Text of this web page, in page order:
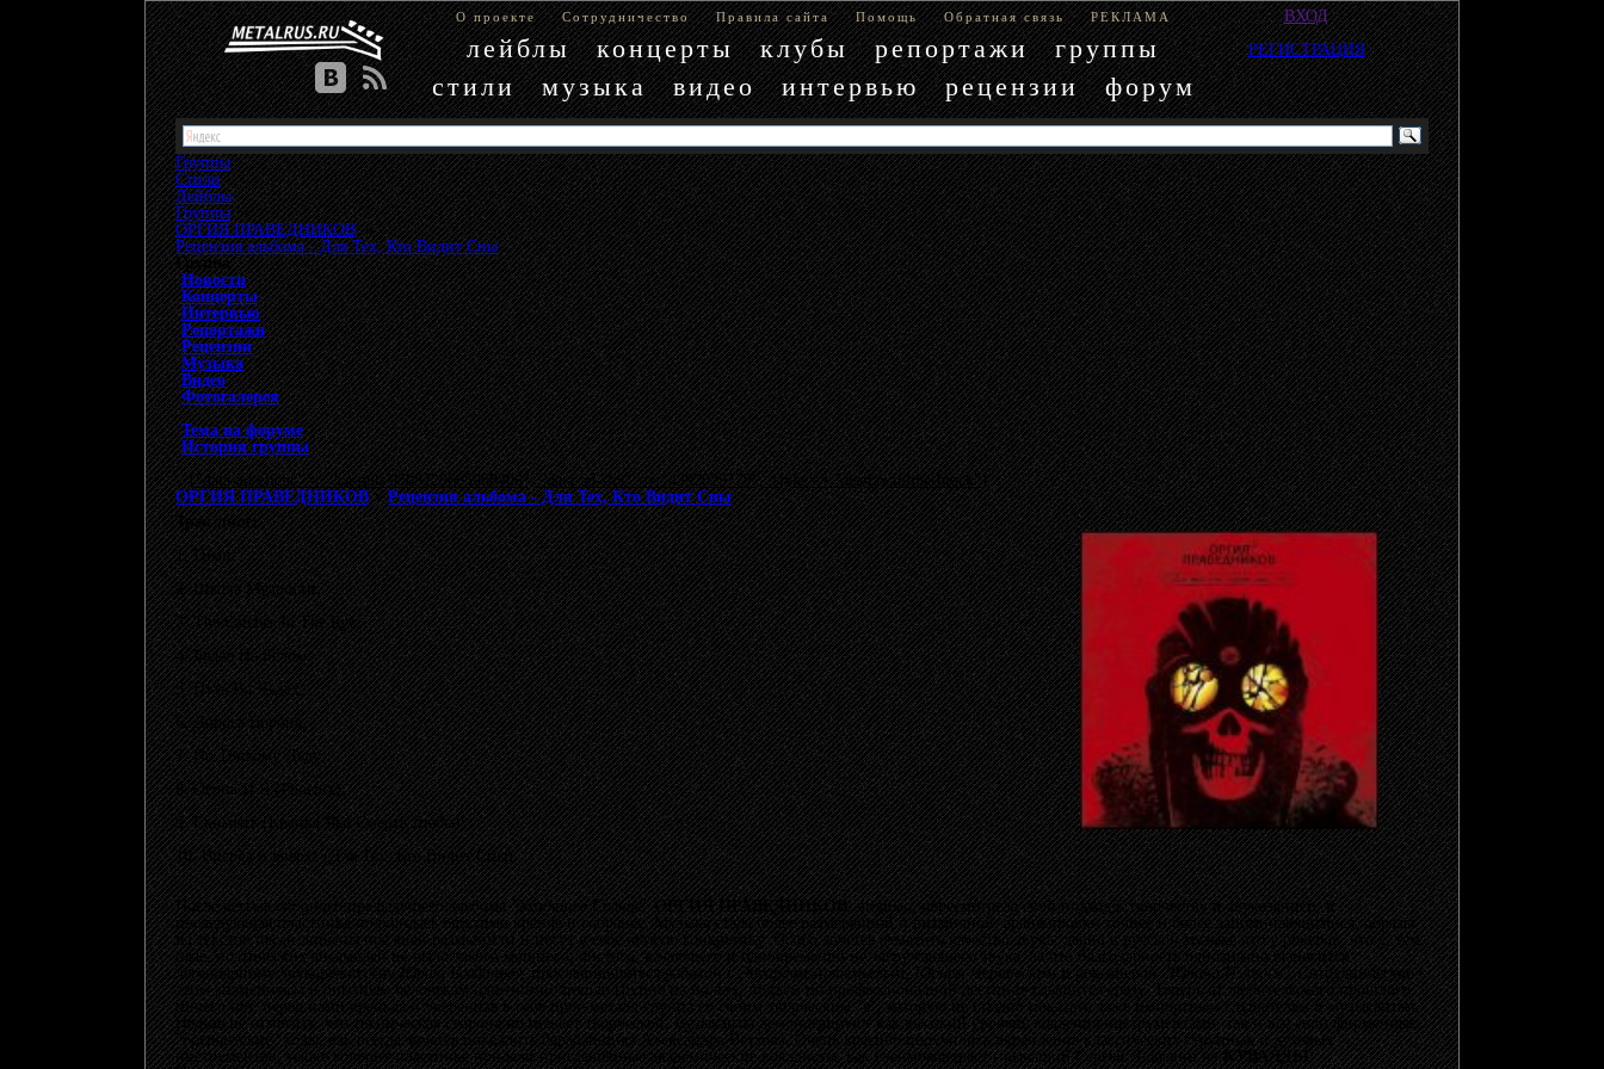
О проекте Сотрудничество Правила сайта Помощь Обратная связь РЕКЛАМА
лейблы концерты клубы репортажи
группы
стили
музыка видео интервью рецензии форум
ВХОД
РЕГИСТРАЦИЯ
Группы
Стили
Лейблы
Группы»
ОРГИЯ ПРАВЕДНИКОВ»
Рецензия альбома - Для Тех, Кто Видит Сны
Группа
Новости
Концерты
Интервью
Репортажи
Рецензии
Музыка
Видео
Фотогалерея
Тема на форуме
История группы
{"data-ad-client" => "ca-pub-9508229605968406", "data-ad-slot" => "4397029779", :style => "display:inline-block"}
ОРГИЯ ПРАВЕДНИКОВ>Рецензия альбома - Для Тех, Кто Видит Сны
Трек-лист:
1. Гимн;
2. Школа Мудрости;
3. The Catcher In The Rye;
4. Белое На Белом;
5. Путь Во Льдах;
6. Дорога Ворона;
7. По Тонкому Льду;
8. Огонь И Я (Phoenix);
9. Скименъ (Крепка Яко Смерть Любы);
10. Вперёд и вверх! (Для Тех, Кто Видит Сны).
После весьма спорного предыдущего альбома"Уходящее Солнце" ОРГИЯ ПРАВЕДНИКОВ, видимо, пересмотрела свой подход к творчеству и звукозаписи, и
последующая пластинка получилась ощутимо крепче и собранее. Музыка стала более размерянной и ритмичной, аранжировки точнее и более запоминающимися, образы
из текстов песен лишены прежней размытости и несут в себе чёткую конкретику. Особо хочется отметить качество звука: давно в русской музыке что у рокеров, что у, тем
паче, поэтических ансамблей не было такого мощного, чистого, качающего и одновременно не загружающего звука, за что благодарность однозначно выносится
легендарному звукорежиссёруЮрию Богданову, прославившемуся работой сЭдуардом Артемьевым, Юрием Чернавскими рок-оперой"Юнона И Авось". Сотрудничество с
этим знаменитым и опытным человеком однозначно пошло группе на пользу, подъём по профессионалной лестнице слышится сразу. Теперь от любительского прошлого
ничего нет, перед нами крепкая и уверенная в себе прог-металл группа со своим творческим "я", которую не стыдно показать даже импортным слушателям и музыкантам.
Нельзя не отметить, что техническая сторона не мешает творческой, музыканты демонстрируют как высокий уровень владения инструментами, так и все свои фирменные
"оргиантские" ходы, как всегда хочется похвалить барабанщика Александра Ветхова. Очень красиво получились вкрапления классических струнных и духовых
инструментов, также колорит пластинке придали приглашённые академические вокалисты, как взаимоконтраст - рычащий Сергей Любавин изКУВАЛДЫ.